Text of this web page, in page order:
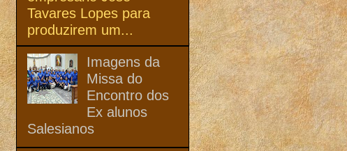
Tavares Lopes para
produzirem um...
Imagens da
Missa do
Encontro dos
Ex alunos
Salesianos